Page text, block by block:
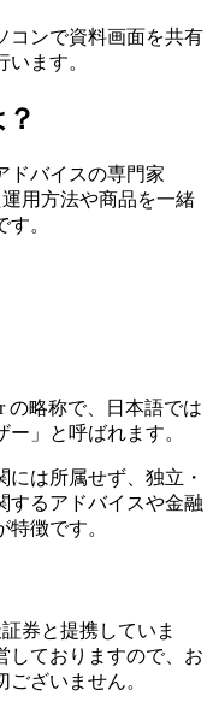
コンで資料画面を共有
ます。
ドバイスの専門家
用方法や商品を一緒
。
の略称で、日本語では
ー」と呼ばれます。
は所属せず、独立・
するアドバイスや金融
徴です。
券と提携していま
しておりますので、お
ざいません。